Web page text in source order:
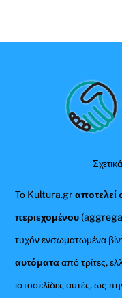
Το Kultura.gr
περιεχομένου
τυχόν ενσωματωμένα
αυτόματααπό τρίτες,
ιστοσελίδες αυτές, ως